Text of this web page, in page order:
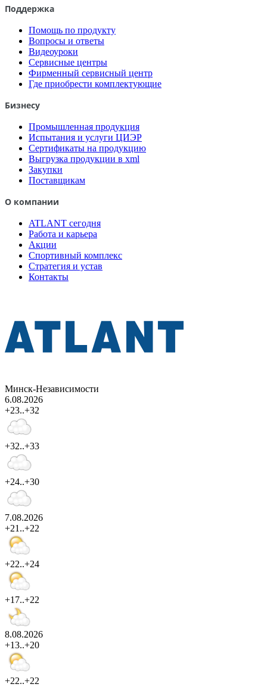
Поддержка
Помощь по продукту
Вопросы и ответы
Видеоуроки
Сервисные центры
Фирменный сервисный центр
Где приобрести комплектующие
Бизнесу
Промышленная продукция
Испытания и услуги ЦИЭР
Сертификаты на продукцию
Выгрузка продукции в xml
Закупки
Поставщикам
О компании
ATLANT сегодня
Работа и карьера
Акции
Спортивный комплекс
Стратегия и устав
Контакты
Минск-Независимости
6.08.2026
+23..+32
+32..+33
+24..+30
7.08.2026
+21..+22
+22..+24
+17..+22
8.08.2026
+13..+20
+22..+22